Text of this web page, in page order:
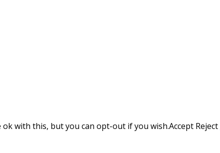
with this, but you can opt-out if you wish.Accept Reject